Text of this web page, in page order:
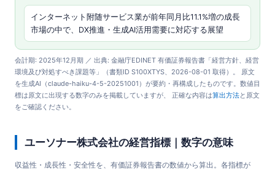
インターネット附随サービス業が前年同月比11.1%増の成長
市場の中で、DX推進・生成AI活用需要に対応する展望
会計期: 2025年12月期 ／ 出典: 金融庁EDINET 有価証券報告書「経営方針、経営
環境及び対処すべき課題等」（書類ID S100XTYS、2026-08-01 取得）。 原文
を生成AI（claude-haiku-4-5-20251001）が要約・再構成したものです。数値目
標は原文に出現する数字のみを掲載していますが、 正確な内容は算出方法と原文
をご確認ください。
ユーソナー株式会社の経営指標｜数字の意味
収益性・成長性・安全性を、有価証券報告書の数値から算出。各指標が